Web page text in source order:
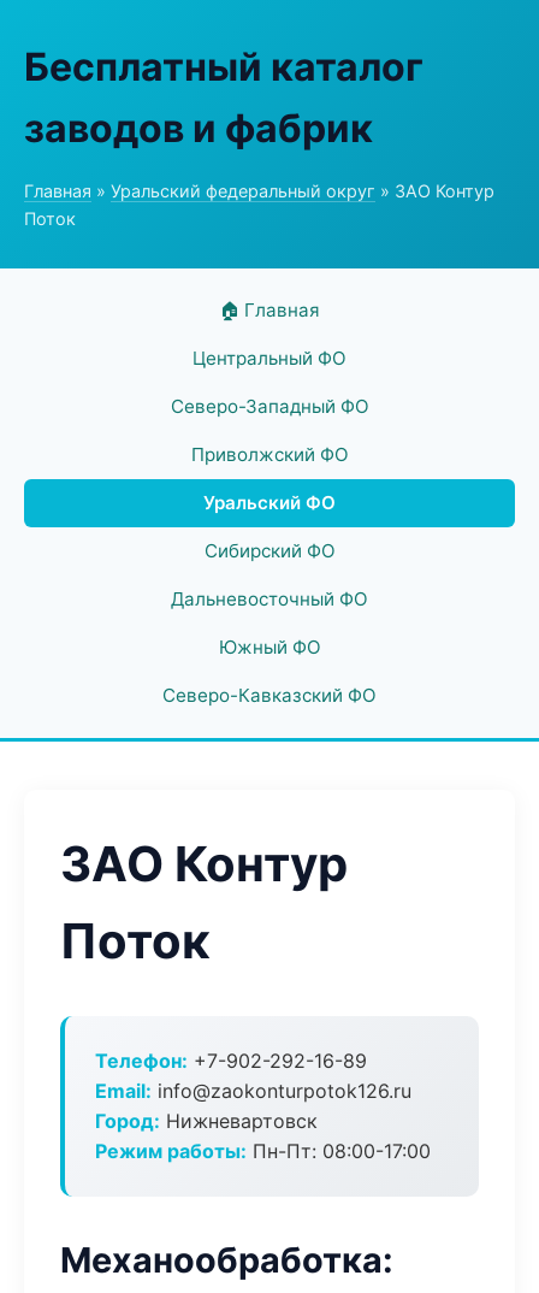
Бесплатный каталог
заводов и фабрик
Главная » Уральский федеральный округ » ЗАО Контур
Поток
🏠 Главная
Центральный ФО
Северо-Западный ФО
Приволжский ФО
Уральский ФО
Сибирский ФО
Дальневосточный ФО
Южный ФО
Северо-Кавказский ФО
ЗАО Контур
Поток
Телефон: +7-902-292-16-89
Email: info@zaokonturpotok126.ru
Город: Нижневартовск
Режим работы: Пн-Пт: 08:00-17:00
Механообработка: